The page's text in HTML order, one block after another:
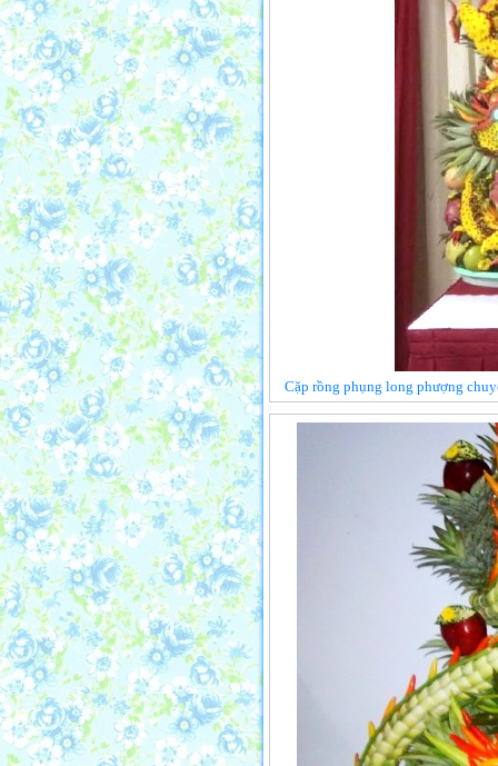
Cặp rồng phụng long phượng